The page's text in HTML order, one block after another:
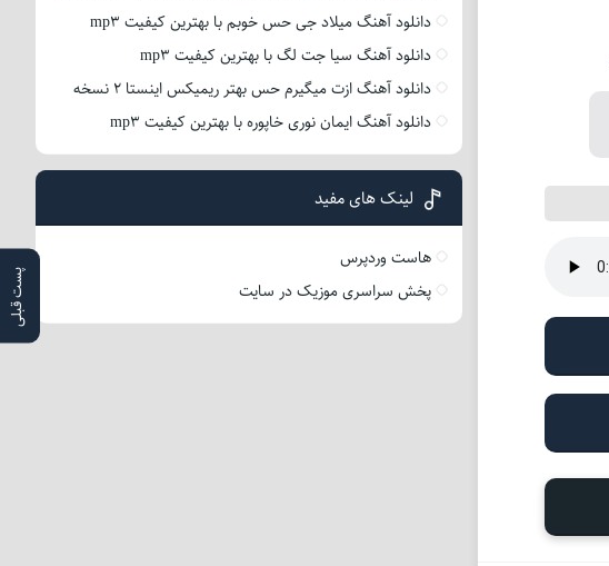
پست قبلی
دانلود آهنگ میلاد جی حس خوبم با بهترین کیفیت mp3
دانلود آهنگ سیا جت لگ با بهترین کیفیت mp3
دانلود آهنگ ازت میگیرم حس بهتر ریمیکس اینستا 2 نسخه
دانلود آهنگ ایمان نوری خاپوره با بهترین کیفیت mp3
لینک های مفید
هاست وردپرس
پخش سراسری موزیک در سایت